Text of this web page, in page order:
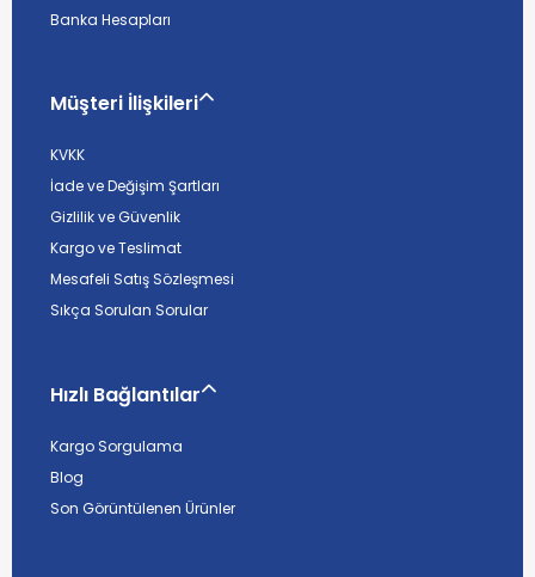
Banka Hesapları
Müşteri İlişkileri
KVKK
İade ve Değişim Şartları
Gizlilik ve Güvenlik
Kargo ve Teslimat
Mesafeli Satış Sözleşmesi
Sıkça Sorulan Sorular
Hızlı Bağlantılar
Kargo Sorgulama
Blog
Son Görüntülenen Ürünler